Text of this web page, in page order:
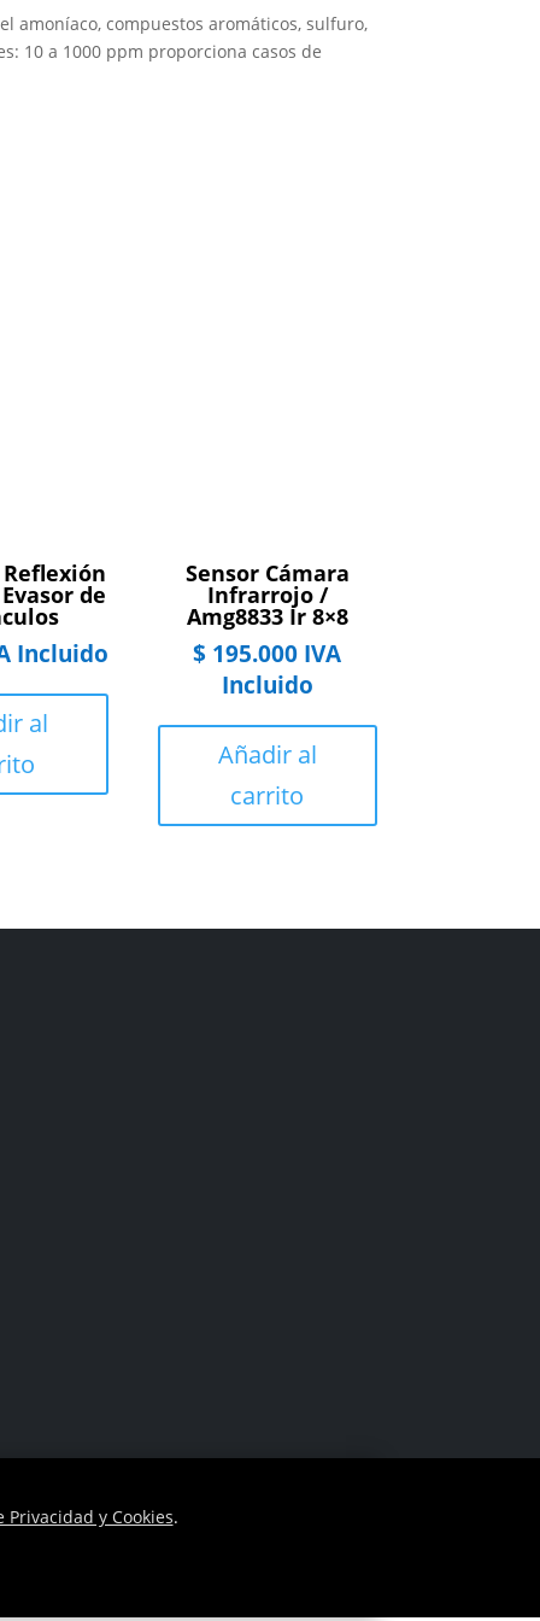
amoníaco, compuestos aromáticos, sulfuro,
10 a 1000 ppm proporciona casos de
de
Incluido
al
Sensor Cámara
Infrarrojo /
Amg8833 Ir 8×8
$ 195.000 IVA
Incluido
Añadir al
carrito
Privacidad y Cookies.